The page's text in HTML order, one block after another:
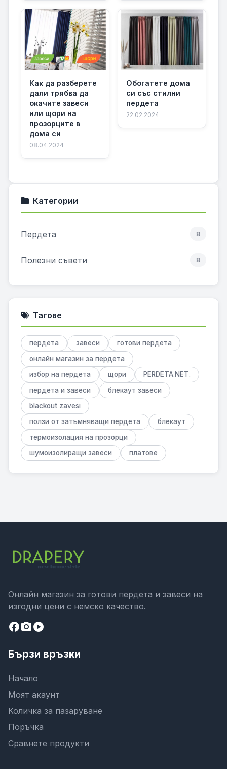
Как да разберете
дали трябва да
окачите завеси
или щори на
прозорците в
дома си
08.04.2024
Обогатете дома
си със стилни
пердета
22.02.2024
Категории
Пердета 8
Полезни съвети 8
Тагове
пердета завеси
готови пердета
онлайн магазин за пердета
избор на пердета
щори
PERDETA.NET.
пердета и завеси
блекаут завеси
blackout zavesi
ползи от затъмняващи пердета
блекаут
термоизолация на прозорци
шумоизолиращи завеси
платове
Онлайн магазин за готови пердета и завеси на
изгодни цени с немско качество.
facebookcamera_altplay_circle
Бързи връзки
Начало
Моят акаунт
Количка за пазаруване
Поръчка
Сравнете продукти